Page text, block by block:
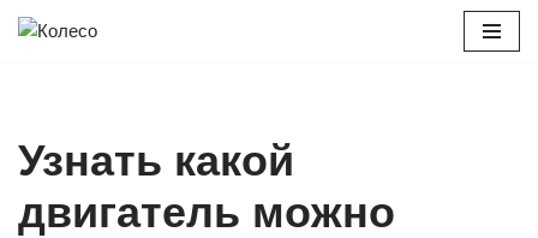
Узнать какой
двигатель можно